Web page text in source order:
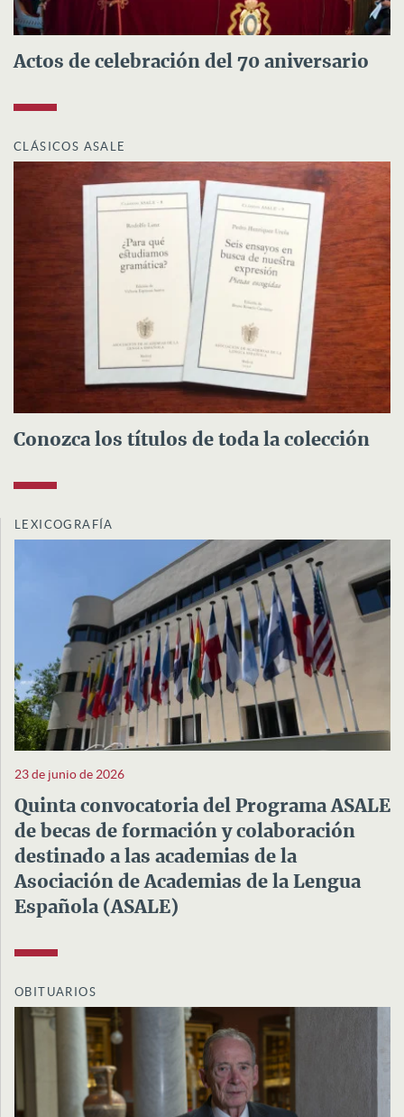
Actos de celebración del 70 aniversario
CLÁSICOS ASALE
Conozca los títulos de toda la colección
LEXICOGRAFÍA
23 de junio de 2026
Quinta convocatoria del Programa ASALE
de becas de formación y colaboración
destinado a las academias de la
Asociación de Academias de la Lengua
Española (ASALE)
OBITUARIOS